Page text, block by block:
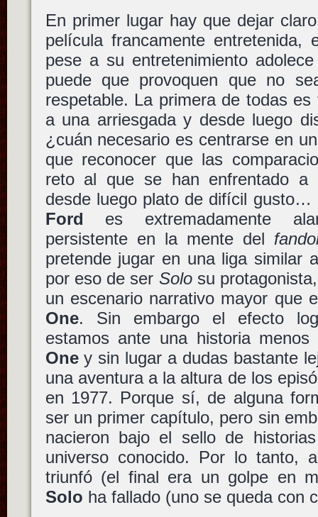
En primer lugar hay que dejar
película francamente entretenida,
pese a su entretenimiento
puede que provoquen que no
respetable. La primera de todas
a una arriesgada y desde luego
¿cuán necesario es centrarse en
que reconocer que las
reto al que se han enfrentado a
desde luego plato de difícil
Ford es extremadamente
persistente en la mente del
pretende jugar en una liga similar
por eso de ser Solosu
un escenario narrativo mayor que
One. Sin embargo el efecto
estamos ante una historia
Oney sin lugar a dudas bastante
una aventura a la altura de los
en 1977. Porque sí, de alguna
ser un primer capítulo, pero sin
nacieron bajo el sello de
universo conocido. Por lo tanto,
triunfó (el final era un golpe en
Solo ha fallado (uno se queda